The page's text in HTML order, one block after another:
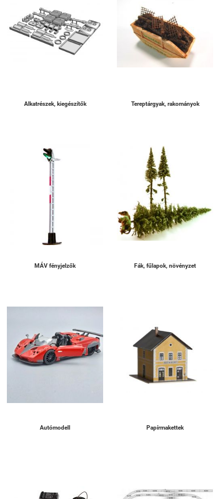
Alkatrészek, kiegészítők Tereptárgyak, rakományok
MÁV fényjelzők Fák, fűlapok, növényzet
Autómodell Papírmakettek